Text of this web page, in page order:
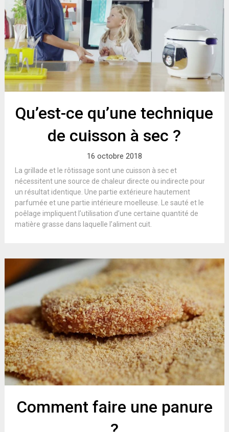
Qu’est-ce qu’une technique
de cuisson à sec ?
16 octobre 2018
La grillade et le rôtissage sont une cuisson à sec et
nécessitent une source de chaleur directe ou indirecte pour
un résultat identique. Une partie extérieure hautement
parfumée et une partie intérieure moelleuse. Le sauté et le
poêlage impliquent l’utilisation d’une certaine quantité de
matière grasse dans laquelle l’aliment cuit.
Comment faire une panure